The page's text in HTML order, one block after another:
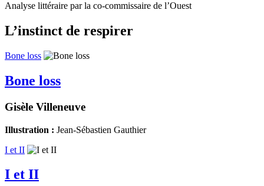
Analyse littéraire par la co-commissaire de l’Ouest
L’instinct de respirer
Bone loss
Bone loss
Gisèle Villeneuve
Illustration : Jean-Sébastien Gauthier
I et II
I et II